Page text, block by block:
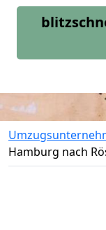
Hamburg nach